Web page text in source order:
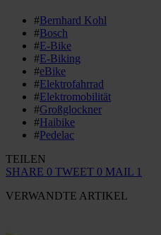
#Bernhard Kohl
#Bosch
#E-Bike
#E-Biking
#eBike
#Elektrofahrrad
#Elektromobilität
#Großglockner
#Haibike
#Pedelac
TEILEN
SHARE 0 TWEET 0 MAIL 1
VERWANDTE ARTIKEL